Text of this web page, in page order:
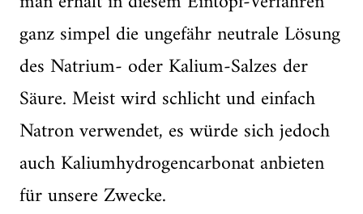
ganz simpel die ungefähr neutrale Lösung
des Natrium- oder Kalium-Salzes der
Säure. Meist wird schlicht und einfach
Natron verwendet, es würde sich jedoch
auch Kaliumhydrogencarbonat anbieten
für unsere Zwecke.